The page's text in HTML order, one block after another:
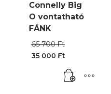
Connelly Big
O vontatható
FÁNK
65 700Ft
700 Ft.
35 000 Ft